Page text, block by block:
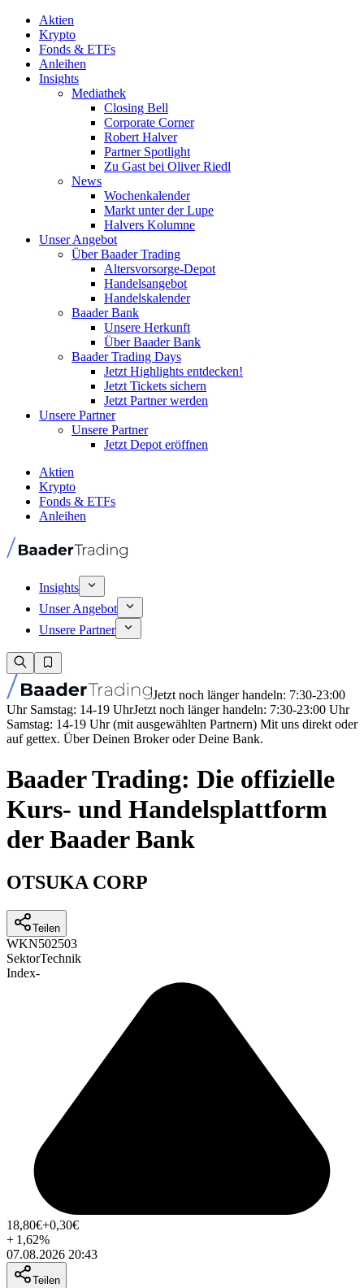
Aktien
Krypto
Fonds & ETFs
Anleihen
Insights
Mediathek
Closing Bell
Corporate Corner
Robert Halver
Partner Spotlight
Zu Gast bei Oliver Riedl
News
Wochenkalender
Markt unter der Lupe
Halvers Kolumne
Unser Angebot
Über Baader Trading
Altersvorsorge-Depot
Handelsangebot
Handelskalender
Baader Bank
Unsere Herkunft
Über Baader Bank
Baader Trading Days
Jetzt Highlights entdecken!
Jetzt Tickets sichern
Jetzt Partner werden
Unsere Partner
Unsere Partner
Jetzt Depot eröffnen
Aktien
Krypto
Fonds & ETFs
Anleihen
Insights
Unser Angebot
Unsere Partner
Jetzt noch länger handeln: 7:30-23:00
Uhr Samstag: 14-19 UhrJetzt noch länger handeln: 7:30-23:00 Uhr
Samstag: 14-19 Uhr (mit ausgewählten Partnern) Mit uns direkt oder
auf gettex. Über Deinen Broker oder Deine Bank.
Baader Trading: Die offizielle
Kurs- und Handelsplattform
der Baader Bank
OTSUKA CORP
Teilen
WKN502503
SektorTechnik
Index-
18,80€+0,30€
+ 1,62%
07.08.2026 20:43
Teilen